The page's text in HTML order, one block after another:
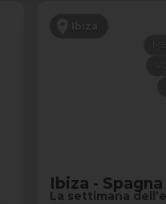
Ibiza
Ibiza - Spagna
La settimana